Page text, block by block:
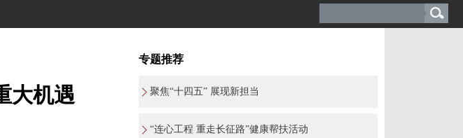
大机遇
专题推荐
聚焦“十四五” 展现新担当
“连心工程 重走长征路”健康帮扶活动